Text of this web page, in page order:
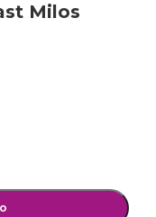
Milos